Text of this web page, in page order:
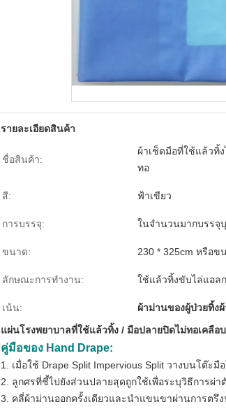
รายละเอียดสินค้า
ชื่อสินค้า:
ผ้าเช็ดมือที่ใช้แล้วทิ้
ทอ
สี: ฟ้าเขียว
การบรรจุ: ในจำนวนมากบรรจุ
ขนาด: 230 * 325cm หรือข
ลักษณะการทำงาน: ใช้แล้วทิ้งขับไล่แอล
เน้น: ผ้าม่านของผู้ป่วยทิ้ง
แผ่นโรงพยาบาลที่ใช้แล้วทิ้ง / มือปลายปิดไม่ทอเคลือ
คู่มือของ Hand Drape:
1. เมื่อใช้ Drape Split Impervious Split วางบนโต๊ะ
2. ลูกศรที่ชี้ไปยังส่วนปลายสุดถูกใช้เพื่อระบุวิธีการผ่
3. คลี่ผ้าม่านออกครั้งเดียวและนำแขนขาผ่านการตรึ